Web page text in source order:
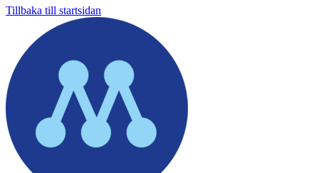
Tillbaka till startsidan